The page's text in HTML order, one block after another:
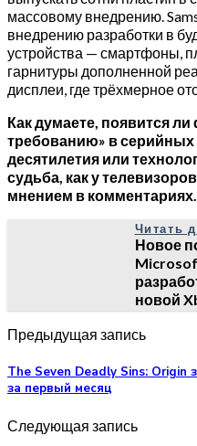
массовому внедрению.
внедрению разработки в
устройства — смартфоны,
гарнитуры дополненной
дисплеи, где трёхмерное
Как думаете, появится
требованию» в
десятилетия или
судьба, как у
мнением в комментариях.
Читать
Новое
новой
Предыдущая запись
The Seven Deadly Sins: Origin
за первый месяц
Следующая запись